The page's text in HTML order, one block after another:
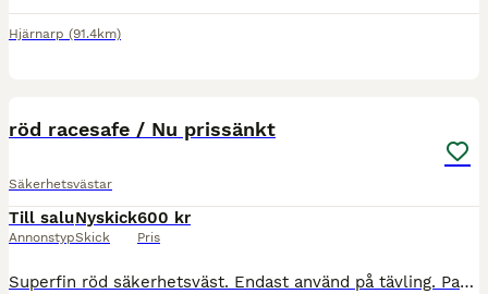
Hjärnarp (91.4km)
röd racesafe / Nu prissänkt
Säkerhetsvästar
Till salu
Annonstyp
Nyskick
Skick
600 kr
Pris
Superfin röd säkerhetsväst. Endast använd på tävling. Passar även mindre vuxen. Storlek: XL Child. Shortback. Nu sänkt pris från 800:- till 600:-. Finns i Tygelsjö/Malmö.